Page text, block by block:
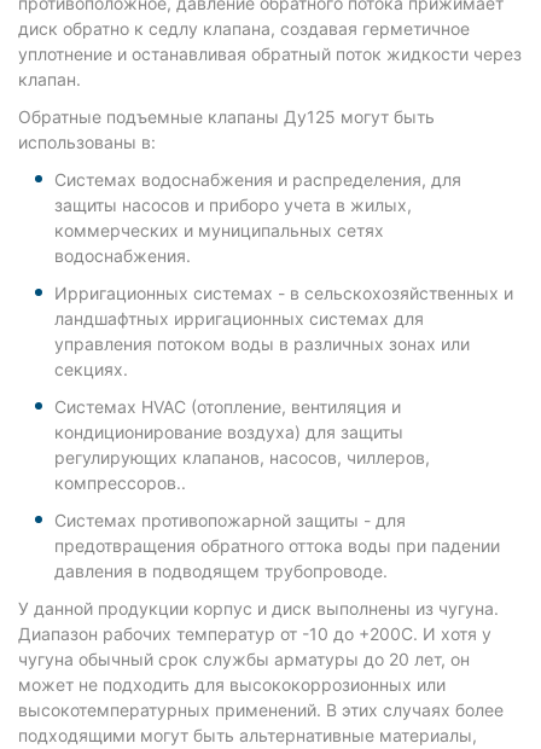
диск обратно к седлу клапана, создавая герметичное
уплотнение и останавливая обратный поток жидкости через
клапан.
Обратные подъемные клапаны Ду125 могут быть
использованы в:
Системах водоснабжения и распределения, для
защиты насосов и приборо учета в жилых,
коммерческих и муниципальных сетях
водоснабжения.
Ирригационных системах - в сельскохозяйственных и
ландшафтных ирригационных системах для
управления потоком воды в различных зонах или
секциях.
Системах HVAC (отопление, вентиляция и
кондиционирование воздуха) для защиты
регулирующих клапанов, насосов, чиллеров,
компрессоров..
Системах противопожарной защиты - для
предотвращения обратного оттока воды при падении
давления в подводящем трубопроводе.
У данной продукции корпус и диск выполнены из чугуна.
Диапазон рабочих температур от -10 до +200С. И хотя у
чугуна обычный срок службы арматуры до 20 лет, он
может не подходить для высококоррозионных или
высокотемпературных применений. В этих случаях более
подходящими могут быть альтернативные материалы,